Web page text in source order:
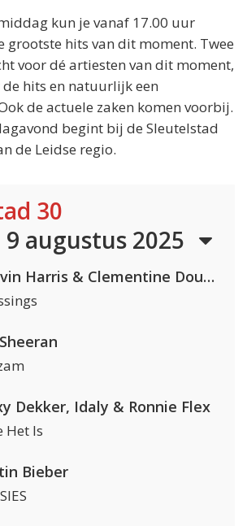
kun je vanaf 17.00 uur
grootste hits van dit moment. Twee
voor dé artiesten van dit moment,
hits en natuurlijk een
de actuele zaken komen voorbij.
begint bij de Sleutelstad
de Leidse regio.
30
9 augustus 2025
Calvin Harris & Clementine Douglas
Dekker, Idaly & Ronnie Flex
Het Is
Bieber